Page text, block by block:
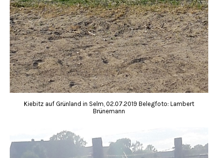
Kiebitz auf Grünland in Selm, 02.07.2019 Belegfoto: Lambert
Brünemann